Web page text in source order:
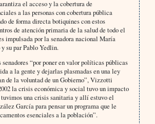
el acceso y la cobertura de
a las personas con cobertura pública
de forma directa botiquines con estos
de atención primaria de la salud de todo el
impulsada por la senadora nacional María
su par Pablo Yedlin.
senadores “por poner en valor políticas públicas
a la gente y dejarlas plasmadas en una ley
de la voluntad de un Gobierno”, Vizzotti
la crisis económica y social tuvo un impacto
tuvimos una crisis sanitaria y allí estuvo el
García para pensar un programa que le
esenciales a la población”.